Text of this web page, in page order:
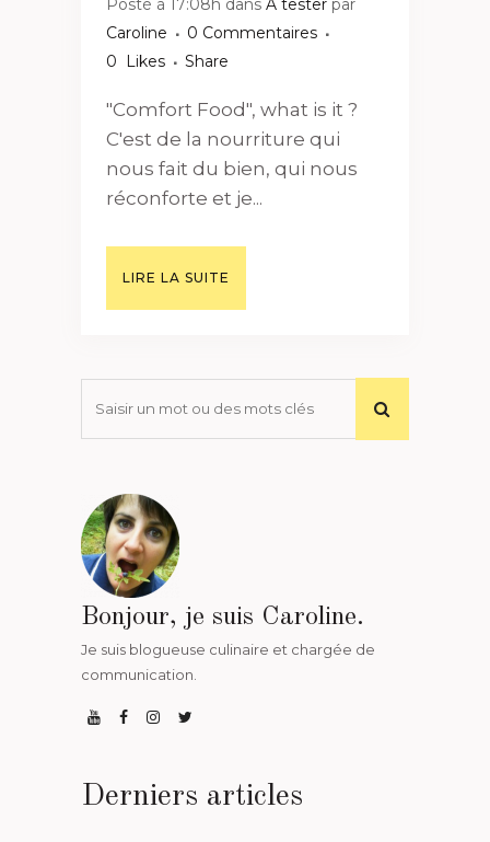
Posté à 17:08h dans A tester par
Caroline
0 Commentaires
0
Likes Share
"Comfort Food", what is it ?
C'est de la nourriture qui
nous fait du bien, qui nous
réconforte et je...
LIRE LA SUITE
Bonjour, je suis Caroline.
Je suis blogueuse culinaire et chargée de
communication.
Derniers articles